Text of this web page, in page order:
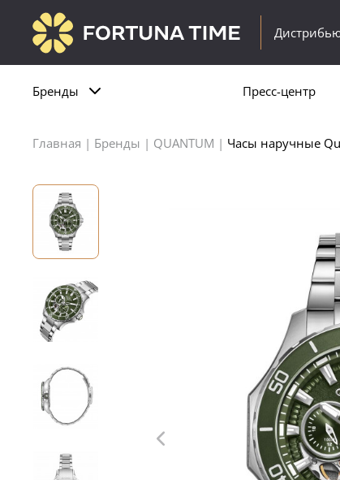
Бренды Пресс-центр
Главная | Бренды | QUANTUM | Часы наручные